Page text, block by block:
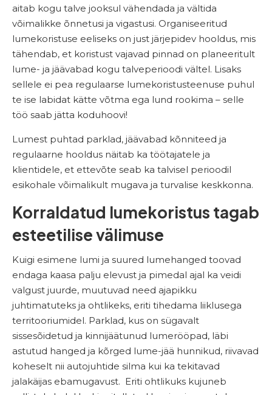
aitab kogu talve jooksul vähendada ja vältida
võimalikke õnnetusi ja vigastusi. Organiseeritud
lumekoristuse eeliseks on just järjepidev hooldus, mis
tähendab, et koristust vajavad pinnad on planeeritult
lume- ja jäävabad kogu talveperioodi vältel. Lisaks
sellele ei pea regulaarse lumekoristusteenuse puhul
te ise labidat kätte võtma ega lund rookima – selle
töö saab jätta koduhoovi!
Lumest puhtad parklad, jäävabad kõnniteed ja
regulaarne hooldus näitab ka töötajatele ja
klientidele, et ettevõte seab ka talvisel perioodil
esikohale võimalikult mugava ja turvalise keskkonna.
Korraldatud lumekoristus tagab
esteetilise välimuse
Kuigi esimene lumi ja suured lumehanged toovad
endaga kaasa palju elevust ja pimedal ajal ka veidi
valgust juurde, muutuvad need ajapikku
juhtimatuteks ja ohtlikeks, eriti tihedama liiklusega
territooriumidel. Parklad, kus on sügavalt
sissesõidetud ja kinnijäätunud lumerööpad, läbi
astutud hanged ja kõrged lume-jää hunnikud, riivavad
koheselt nii autojuhtide silma kui ka tekitavad
jalakäijas ebamugavust. Eriti ohtlikuks kujuneb